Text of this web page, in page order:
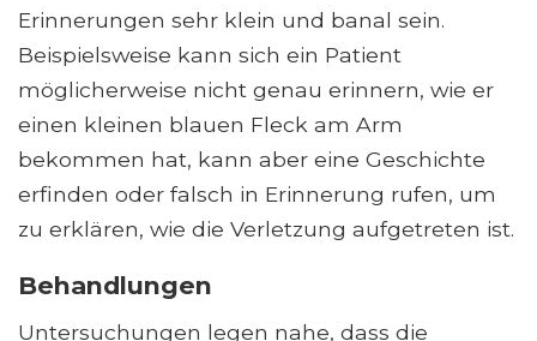
Erinnerungen sehr klein und banal sein.
Beispielsweise kann sich ein Patient
möglicherweise nicht genau erinnern, wie er
einen kleinen blauen Fleck am Arm
bekommen hat, kann aber eine Geschichte
erfinden oder falsch in Erinnerung rufen, um
zu erklären, wie die Verletzung aufgetreten ist.
Behandlungen
Untersuchungen legen nahe, dass die